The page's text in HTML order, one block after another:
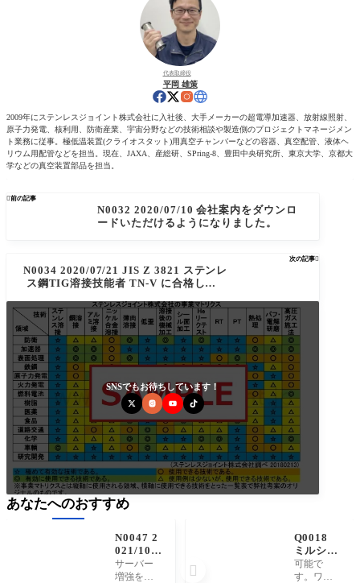
代表取締役
平岡 雄策
2009年にステンレスジョイント株式会社に入社後、大手メーカーの超電導加速器、放射線照射、
原子力発電、核利用、防衛産業、宇宙分野などの技術相談や製造側のプロジェクトマネージメン
ト業務に従事。極低温装置(クライオスタット)用真空チャンバーなどの容器、真空配管、液体ヘ
リウム用配管などを担当。現在、JAXA、産総研、SPring-8、豊田中央研究所、東京大学、京都大
学などの真空装置部品を担当。
前の記事
N0032 2020/07/10 会社案内をダウンロ
ードいただけるようになりました。
次の記事
N0034 2020/07/21 JIS Z 3821 ステンレ
ス鋼TIG溶接技能者 TN-V に合格しまし
SNSでもお待ちしています！
あなたへのおすすめ
N0047 2
021/10/0
1 ウェブ
サイトを
サーバー
増強を兼
Q0018
ミルシー
トの発行
は可能で
可能で
す。ワン
